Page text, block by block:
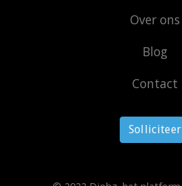
Over ons
Blog
Contact
Solliciteer